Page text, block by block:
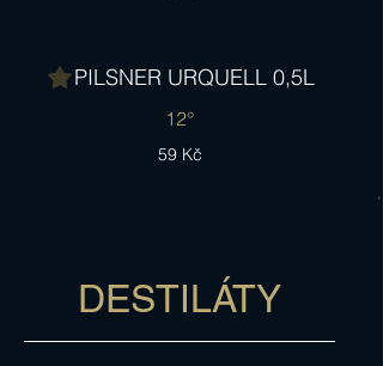
PILSNER URQUELL 0,5L
12°
59 Kč
DESTILÁTY